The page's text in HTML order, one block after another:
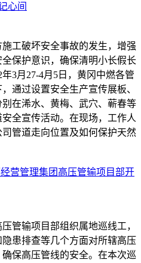
心间
工破坏安全事故的发生，增强
保护意识，确保清明小长假长
3月27-4月5日，黄冈中燃各管
通过设置安全生产宣传展板、
在浠水、黄梅、武穴、蕲春等
全宣传活动。在现场，工作人
管道走向位置及如何保护天然
营管理集团高压管输项目部开
管输项目部组织属地巡线工，
患排查等几个方面对所辖高压
保高压管线的安全。在本次巡